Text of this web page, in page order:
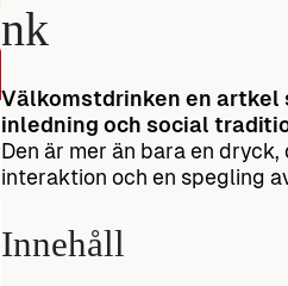
nk
Välkomstdrinken en artkel
inledning och social
Den är mer än bara en
interaktion och en spegling
Innehåll